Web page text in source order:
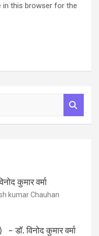
in this browser for the
कुमार वर्मा
kumar Chauhan
डॉ. विनोद कुमार वर्मा